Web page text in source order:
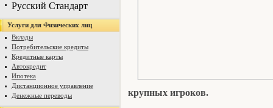
Русский Стандарт
Услуги для Физических лиц
Вклады
Потребительские кредиты
Кредитные карты
Автокредит
Ипотека
Дистанционное управление
Денежные переводы
крупных игроков.